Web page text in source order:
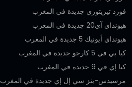
فورد تيريتوري جديدة في المغرب
هيونداي آي20 جديدة في المغرب
هيونداي أيونيك 5 جديدة في المغرب
كيا بي في 5 كارجو جديدة في المغرب
كيا إي في 9 جديدة في المغرب
مرسيدس-بنز سي إل إي جديدة في المغرب